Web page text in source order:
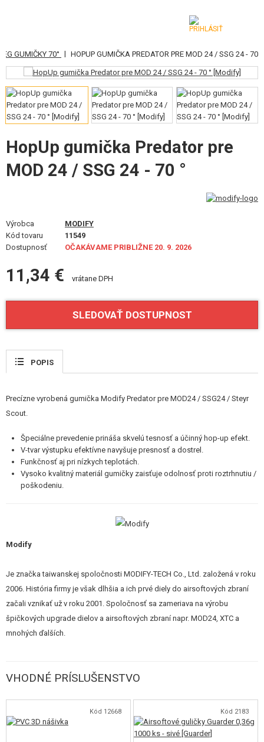
KATEGÓRIE
AIRSOFTOVÉ ZBRANE
VZDUCHOVÉ ZBRANE, PRAKY
GRANÁTOMETY, GRANÁTY
GULIČKY, PLYN
OKULIARE, MASKY
VÝSTROJ, UNIFORMY, PÚZDRA
MASKOVANIE, FARBY, PÁSKY
DOPLNKY K ZBRANIAM, POPRUHY
SERVIS A ÚDRŽBA ZBRANÍ
TERČE, STRELNICE
OUTDOOR A BUSHCRAFT
POŠKODENÝ, POUŽITÝ TOVAR
NOVÝ TOVAR
KONTAKT
GUMIČKY 70° | HOPUP GUMIČKA PREDATOR PRE MOD 24 / SSG 24 - 70 °
HopUp gumička Predator pre
MOD 24 / SSG 24 - 70 °
Výrobca
MODIFY
Kód tovaru
11549
Dostupnosť
OČAKÁVAME PRIBLIŽNE 20. 9. 2026
11,34 € vrátane DPH
SLEDOVAŤ DOSTUPNOST
POPIS
Precízne vyrobená gumička Modify Predator pre MOD24 / SSG24 / Steyr
Scout.
Špeciálne prevedenie prináša skvelú tesnosť a účinný hop-up efekt.
V-tvar výstupku efektívne navyšuje presnosť a dostrel.
Funkčnosť aj pri nízkych teplotách.
Vysoko kvalitný materiál gumičky zaisťuje odolnosť proti roztrhnutiu /
poškodeniu.
Modify
Je značka taiwanskej spoločnosti MODIFY-TECH Co., Ltd. založená v roku
2006. História firmy je však dlhšia a ich prvé diely do airsoftových zbraní
začali vznikať už v roku 2001. Spoločnosť sa zameriava na výrobu
špičkových upgrade dielov a airsoftových zbraní napr. MOD24, XTC a
mnohých ďalších.
VHODNÉ PRÍSLUŠENSTVO
Kód 12668 Kód 2183